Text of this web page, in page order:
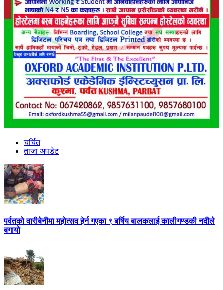
चर्चित
ताजा अपडेट
पर्वतको वारीबेनीमा महोत्सव हेर्न गएका ९ बर्षिय बालकलाई कालीगण्डकी नदीले
बगायो